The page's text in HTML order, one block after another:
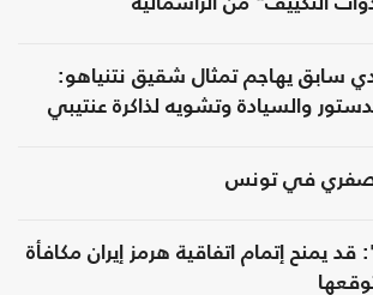
سابق يهاجم تمثال شقيق نتنياهو:
والسيادة وتشويه لذاكرة عنتيبي
في تونس
يمنح إتمام اتفاقية هرمز إيران مكافأة